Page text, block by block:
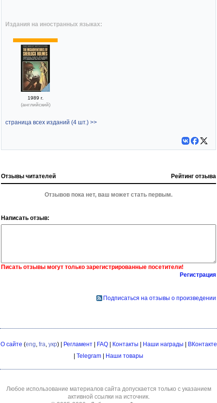
Издания на иностранных языках:
1989 г.
(английский)
страница всех изданий (4 шт.) >>
Отзывы читателей Рейтинг отзыва
Отзывов пока нет, ваш может стать первым.
Написать отзыв:
Писать отзывы могут только зарегистрированные посетители!
Регистрация
Подписаться на отзывы о произведении
О сайте (eng fra укр) | Регламент| FAQ| Контакты | Наши награды | ВКонтакте
| Telegram | Наши товары
Любое использование материалов сайта допускается только с указанием
активной ссылки на источник.